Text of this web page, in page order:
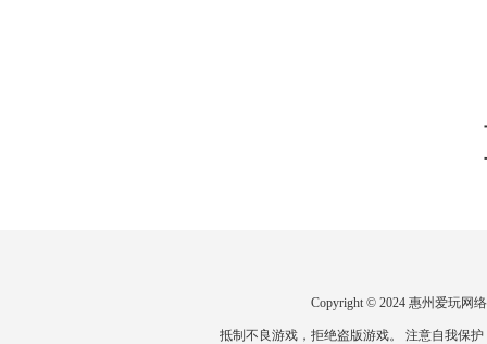
Copyright © 2024 惠州爱玩网
抵制不良游戏，拒绝盗版游戏。 注意自我保